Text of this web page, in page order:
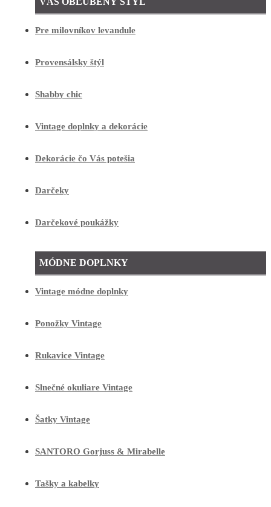
Pre milovníkov levandule
Provensálsky štýl
Shabby chic
Vintage doplnky a dekorácie
Dekorácie čo Vás potešia
Darčeky
Darčekové poukážky
MÓDNE DOPLNKY
Vintage módne doplnky
Ponožky Vintage
Rukavice Vintage
Slnečné okuliare Vintage
Šatky Vintage
SANTORO Gorjuss & Mirabelle
Tašky a kabelky